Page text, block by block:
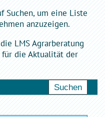
Suchen, um eine Liste
anzuzeigen.
LMS Agrarberatung
für die Aktualität der